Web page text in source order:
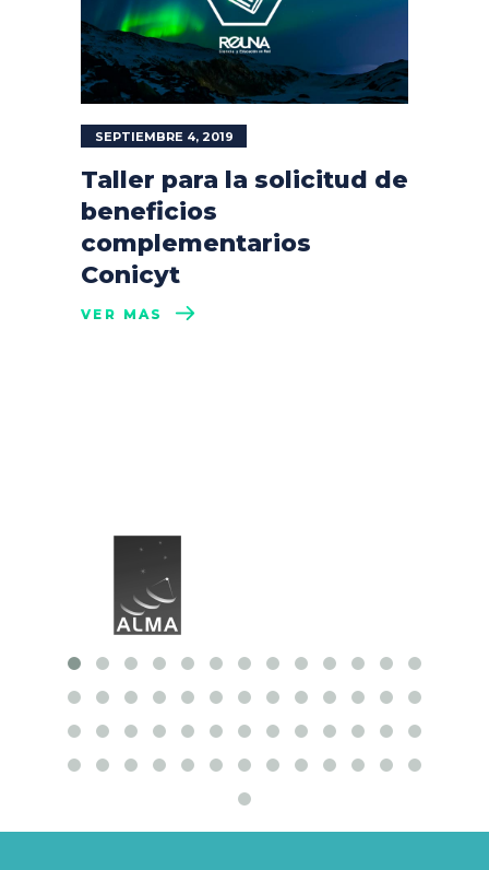
SEPTIEMBRE 4, 2019
Taller para la solicitud de
beneficios
complementarios
Conicyt
VER MÁS